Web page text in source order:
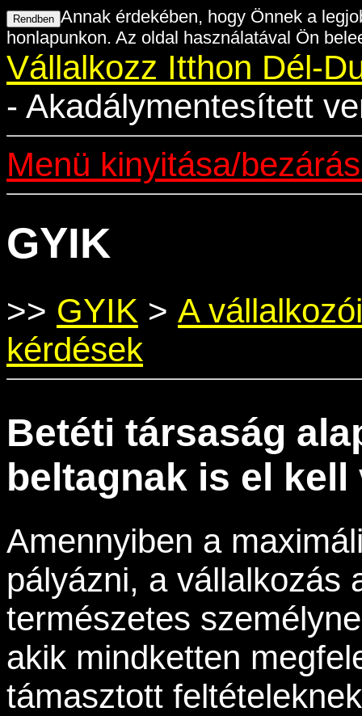
Annak érdekében, hogy Önnek a
honlapunkon. Az oldal használatával Ön
Vállalkozz Itthon Dél-
- Akadálymentesített
Menü kinyitása/
GYIK
>> GYIK > A
kérdések
Betéti társaság
beltagnak is el kell
Amennyiben a
pályázni, a vállalkozás
természetes
akik mindketten
támasztott